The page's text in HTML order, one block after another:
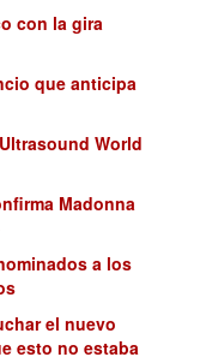
con la gira
que anticipa
World
Madonna
a los
el nuevo
esto no estaba